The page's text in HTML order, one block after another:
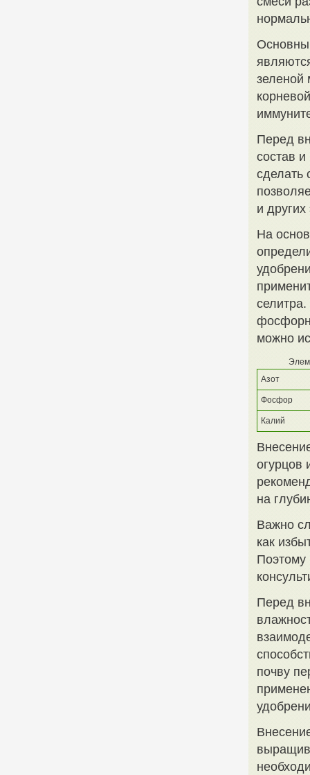
зеленой
Перед
состав
сделать
и
На
можно
Азот
Фосфор
Калий
огурцов
на
Важно
как
Поэтому
Перед
почву